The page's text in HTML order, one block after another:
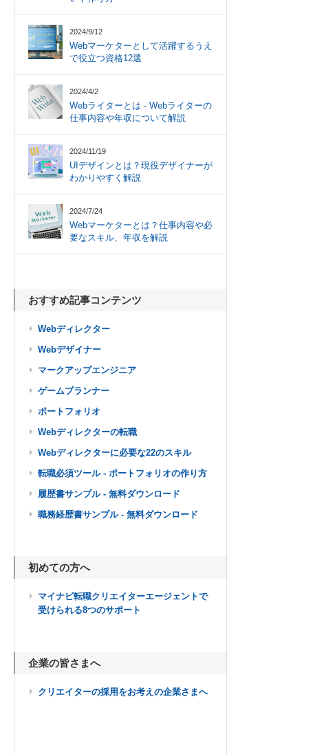
2024/9/12
Webマーケターとして活躍するうえ
で役立つ資格12選
2024/4/2
Webライターとは - Webライターの
仕事内容や年収について解説
2024/11/19
UIデザインとは？現役デザイナーが
わかりやすく解説
2024/7/24
Webマーケターとは？仕事内容や必
要なスキル、年収を解説
おすすめ記事コンテンツ
Webディレクター
Webデザイナー
マークアップエンジニア
ゲームプランナー
ポートフォリオ
Webディレクターの転職
Webディレクターに必要な22のスキル
転職必須ツール - ポートフォリオの作り方
履歴書サンプル - 無料ダウンロード
職務経歴書サンプル - 無料ダウンロード
初めての方へ
マイナビ転職クリエイターエージェントで
受けられる8つのサポート
企業の皆さまへ
クリエイターの採用をお考えの企業さまへ